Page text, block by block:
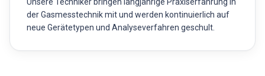
der Gasmesstechnik mit und werden kontinuierlich auf
neue Gerätetypen und Analyseverfahren geschult.